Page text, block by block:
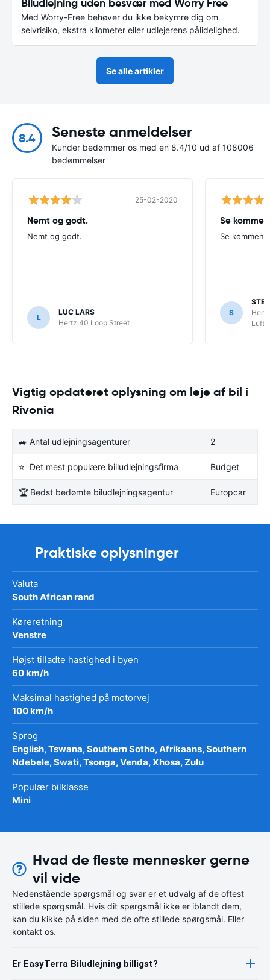
Med Worry-Free behøver du ikke bekymre dig om
selvrisiko, ekstra kilometer eller udlejerens pålidelighed.
Se alle artikler
8.4 Seneste anmeldelser
Kunder bedømmer os med en 8.4/10 ud af 108006
bedømmelser
25-02-2020
Nemt og godt.
Nemt og godt.
L
LUC LARS
Hertz 40 Loop Street
Se
Se
S
Vigtig opdateret oplysning om leje af bil i
Rivonia
🚙 Antal udlejningsagenturer 2
⭐ Det mest populære billudlejningsfirma Budget
🏆 Bedst bedømte biludlejningsagentur Europcar
Praktiske oplysninger
Valuta
South African rand
Køreretning
Venstre
Højst tilladte hastighed i byen
60 km/h
Maksimal hastighed på motorvej
100 km/h
Sprog
English, Tswana, Southern Sotho, Afrikaans, Southern
Ndebele, Swati, Tsonga, Venda, Xhosa, Zulu
Populær bilklasse
Mini
Hvad de fleste mennesker gerne
vil vide
Nedenstående spørgsmål og svar er et udvalg af de oftest
stillede spørgsmål. Hvis dit spørgsmål ikke er iblandt dem,
kan du kikke på siden med de ofte stillede spørgsmål. Eller
kontakt os.
Er EasyTerra Biludlejning billigst?